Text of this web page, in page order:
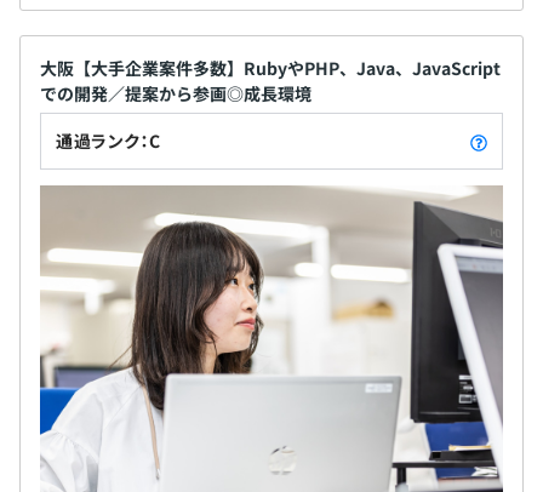
大阪【大手企業案件多数】RubyやPHP、Java、JavaScript
での開発／提案から参画◎成長環境
通過ランク：C